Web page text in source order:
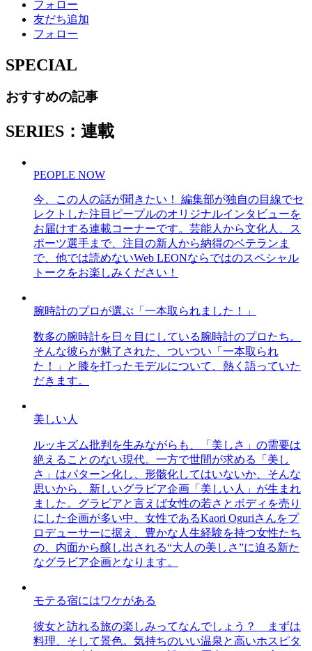
フォロー
友だち追加
フォロー
SPECIAL
おすすめの記事
SERIES：連載
PEOPLE NOW
今、この人の話が聞きたい！ 編集部が独自の目線でセ
レクトした注目ピープルのオリジナルインタビューを
お届けする連載コーナーです。芸能人から文化人、ス
ポーツ選手まで、注目の新人から納得のベテランま
で、他では読めないWeb LEONならではのスペシャル
トークをお楽しみください！
腕時計のプロが選ぶ「一本取られました！」
数多の腕時計を日々目にしている腕時計のプロたち。
そんな彼らが魅了された、ついつい「一本取られ
た！」と膝を打ったモデルについて、熱く語っていた
だきます。
美しい人
ルッキズム批判を生みながらも、「美しさ」の需要は
絶えることのない現代。一方で世間が求める「美し
さ」はパターン化し、形骸化してはいないか、そんな
思いから、新しいグラビア企画「美しい人」が生まれ
ました。グラビアと言えば女性の若さとボディを売り
にした企画が多い中、女性であるKaori Oguriさんをプ
ロデューサーに据え、豊かな人生経験を持つ女性たち
の、内面から醸し出される“大人の美しさ”に迫る新た
なグラビア企画となります。
モテる宿にはワケがある
彼女と訪れる旅の楽しみってなんでしょう？ まずは
料理、そして景色。気持ちのいい温泉と高いホスピタ